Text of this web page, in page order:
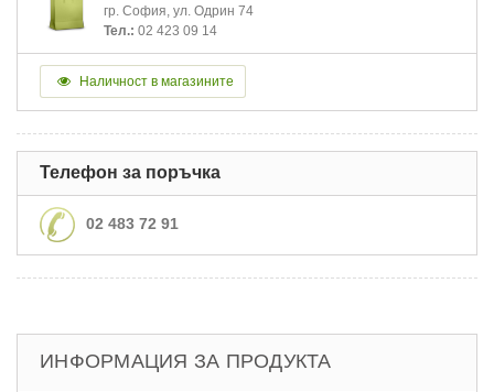
гр. София, ул. Одрин 74
Тел.: 02 423 09 14
Наличност в магазините
Телефон за поръчка
02 483 72 91
ИНФОРМАЦИЯ ЗА ПРОДУКТА